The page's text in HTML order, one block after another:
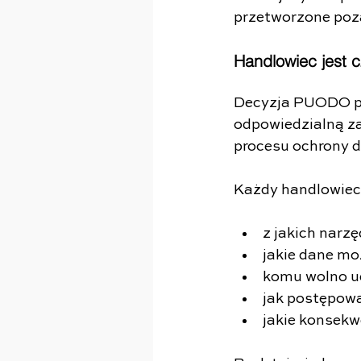
przetworzone
Handlowiec jest
Decyzja PUODO
odpowiedzialną
procesu ochrony
Każdy
z jakich
jakie dane
komu wolno
jak
jakie